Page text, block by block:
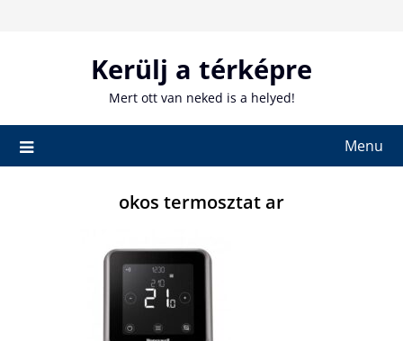
Kerülj a térképre
Mert ott van neked is a helyed!
Menu
okos termosztat ar